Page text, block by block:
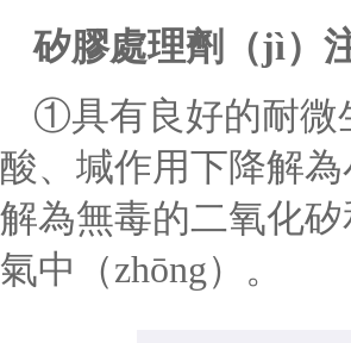
矽膠處理劑（jì）
①具有良好的耐微
酸、堿作用下降解
解為無毒的二氧化
氣中（zhōng）。